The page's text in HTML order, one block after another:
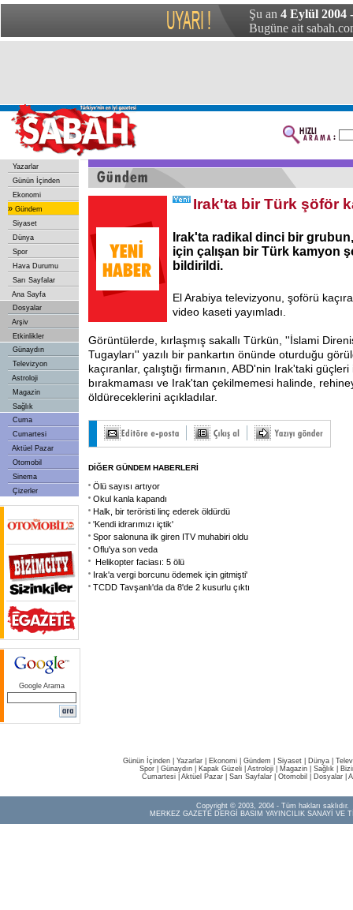
Şu an 4 Eylül 2004
Bugüne ait
Yazarlar
Günün İçinden
Ekonomi
» Gündem
Siyaset
Dünya
Spor
Hava Durumu
Sarı Sayfalar
Ana Sayfa
Dosyalar
Arşiv
Etkinlikler
Günaydın
Televizyon
Astroloji
Magazin
Sağlık
Cuma
Cumartesi
Aktüel Pazar
Otomobil
Sinema
Çizerler
Google Arama
Irak'ta bir Türk şöför
Irak'ta radikal dinci bir
için çalışan bir Türk kamyon
bildirildi.
El Arabiya televizyonu, şoförü
video kaseti yayımladı.
Görüntülerde, kırlaşmış sakallı Türkün, ''İslami
Tugayları'' yazılı bir pankartın önünde oturduğu
kaçıranlar, çalıştığı firmanın, ABD'nin Irak'taki güçleri
bırakmaması ve Irak'tan çekilmemesi halinde,
öldüreceklerini açıkladılar.
DİĞER GÜNDEM HABERLERİ
Ölü sayısı artıyor
Okul kanla kapandı
Halk, bir teröristi linç ederek öldürdü
'Kendi idrarımızı içtik'
Spor salonuna ilk giren ITV muhabiri oldu
Oflu'ya son veda
Helikopter faciası: 5 ölü
Irak'a vergi borcunu ödemek için gitmişti'
TCDD Tavşanlı'da da 8'de 2 kusurlu çıktı
Günün İçinden Yazarlar Ekonomi Gündem Siyaset Dünya |
Spor
Günaydın Kapak Güzeli Astroloji Magazin Sağlık
Cumartesi| Aktüel Pazar| Sarı Sayfalar| Otomobil Dosyalar|
Copyright © 2003, 2004 - Tüm hakları saklıdır.
MERKEZ GAZETE DERGİ BASIM YAYINCILIK SANAYİ VE